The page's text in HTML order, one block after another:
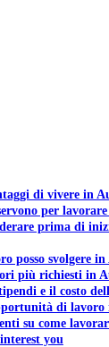
di vivere in
per
prima di
posso svolgere
più richiesti in
e il costo
di lavoro
su come
you